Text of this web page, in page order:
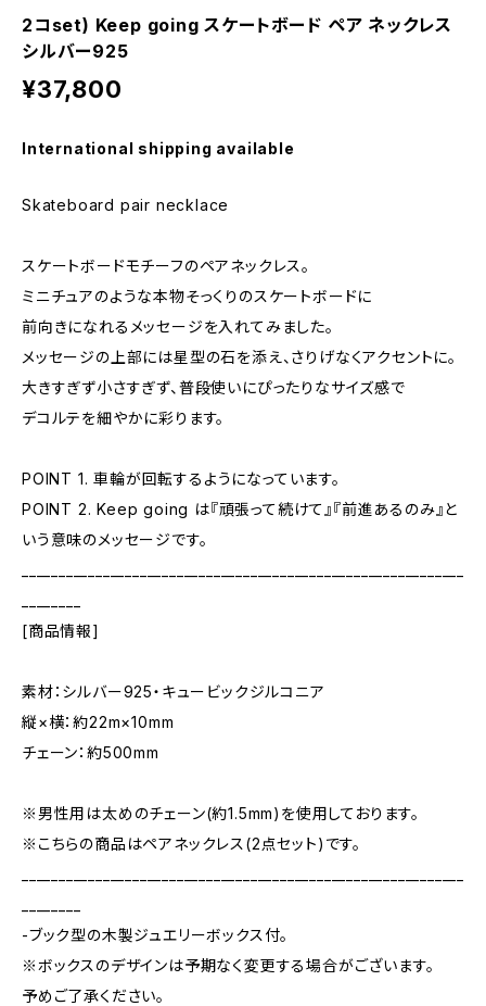
2コset) Keep going スケートボード ペア ネックレス
シルバー925
¥37,800
International shipping available
Skateboard pair necklace
スケートボードモチーフのペアネックレス。
ミニチュアのような本物そっくりのスケートボードに
前向きになれるメッセージを入れてみました。
メッセージの上部には星型の石を添え、さりげなくアクセントに。
大きすぎず小さすぎず、普段使いにぴったりなサイズ感で
デコルテを細やかに彩ります。
POINT 1. 車輪が回転するようになっています。
POINT 2. Keep going は『頑張って続けて』『前進あるのみ』と
いう意味のメッセージです。
[商品情報]
素材：シルバー925・キュービックジルコニア
縦×横：約22m×10mm
チェーン：約500mm
※男性用は太めのチェーン(約1.5mm)を使用しております。
※こちらの商品はペアネックレス(2点セット)です。
-ブック型の木製ジュエリーボックス付。
※ボックスのデザインは予期なく変更する場合がございます。
予めご了承ください。